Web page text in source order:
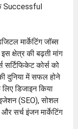
Successful
मार्केटिंग जॉब्स
क्षेत्र की बढ़ती मांग
सर्टिफिकेट कोर्स को
दुनिया में सफल होने
डिजाइन किया
(SEO), सोशल
और सर्च इंजन मार्केटिंग